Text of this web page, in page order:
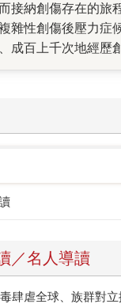
接納創傷存在的旅
雜性創傷後壓力
成百上千次地經歷
絲一毫的安全感
她喜歡在開會時偷
內長出、由內而
一個人所經歷的創
妮或許永遠不會知
有其限制，因此身
／名人導讀
肆虐全球、族群對